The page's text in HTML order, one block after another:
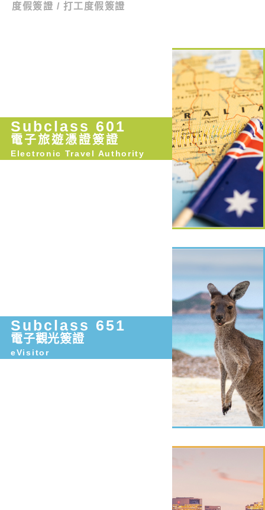
度假簽證 / 打工度假簽證
Subclass 601
電子旅遊憑證簽證
Electronic Travel Authority
Subclass 651
電子觀光簽證
eVisitor